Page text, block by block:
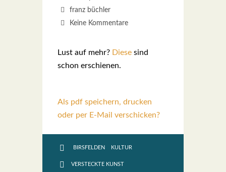
franz büchler
Keine Kommentare
Lust auf mehr? Die­se sind
schon erschie­nen.
Als pdf speichern, drucken
oder per E-Mail verschicken?
BIRSFELDEN KULTUR
VERSTECKTE KUNST